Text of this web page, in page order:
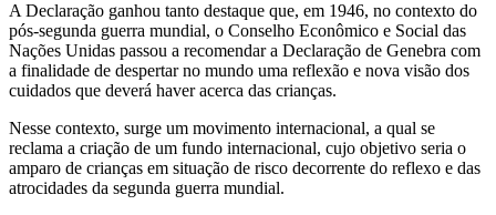
A Declaração ganhou tanto destaque que, em 1946, no contexto do
pós-segunda guerra mundial, o Conselho Econômico e Social das
Nações Unidas passou a recomendar a Declaração de Genebra com
a finalidade de despertar no mundo uma reflexão e nova visão dos
cuidados que deverá haver acerca das crianças.
Nesse contexto, surge um movimento internacional, a qual se
reclama a criação de um fundo internacional, cujo objetivo seria o
amparo de crianças em situação de risco decorrente do reflexo e das
atrocidades da segunda guerra mundial.